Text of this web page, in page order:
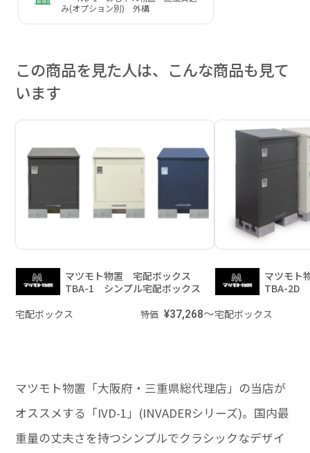
み(オプション別) 外構
この商品を見た人は、こんな商品も見て
います
マツモト物置 宅配ボックス
TBA-1 シンプル宅配ボックス
宅配ボックス
特価 ¥37,268～
マツモ
TBA-2D
宅配ボックス
マツモト物置「大阪府・三重県総代理店」の当店が
オススメする「IVD-1」(INVADERシリーズ)。国内最
重量の丈夫さを持つシンプルでクラシックなデザイ